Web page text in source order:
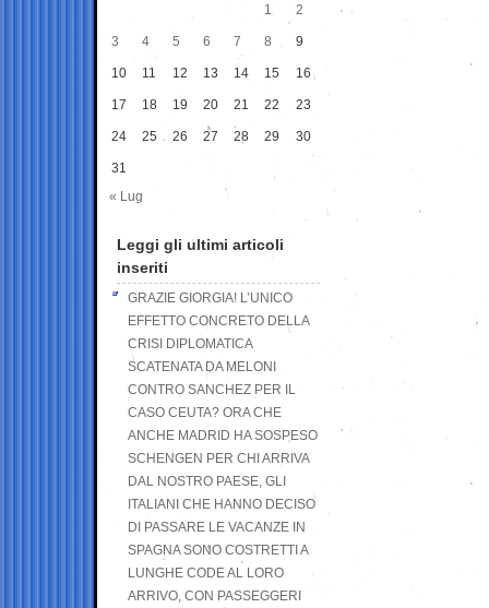
1
2
3 4 5 6 7 8 9
10 11 12 13 14 15 16
17 18 19 20 21 22 23
24 25 26 27 28 29 30
31
« Lug
Leggi gli ultimi articoli
inseriti
GRAZIE GIORGIA! L’UNICO
EFFETTO CONCRETO DELLA
CRISI DIPLOMATICA
SCATENATA DA MELONI
CONTRO SANCHEZ PER IL
CASO CEUTA? ORA CHE
ANCHE MADRID HA SOSPESO
SCHENGEN PER CHI ARRIVA
DAL NOSTRO PAESE, GLI
ITALIANI CHE HANNO DECISO
DI PASSARE LE VACANZE IN
SPAGNA SONO COSTRETTI A
LUNGHE CODE AL LORO
ARRIVO, CON PASSEGGERI